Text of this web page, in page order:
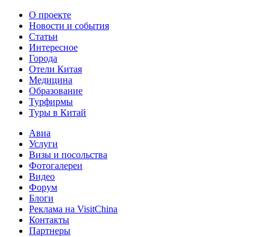
О проекте
Новости и события
Статьи
Интересное
Города
Отели Китая
Медицина
Образование
Турфирмы
Туры в Китай
Авиа
Услуги
Визы и посольства
Фотогалереи
Видео
Форум
Блоги
Реклама на VisitChina
Контакты
Партнеры